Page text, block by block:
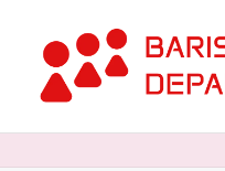
content